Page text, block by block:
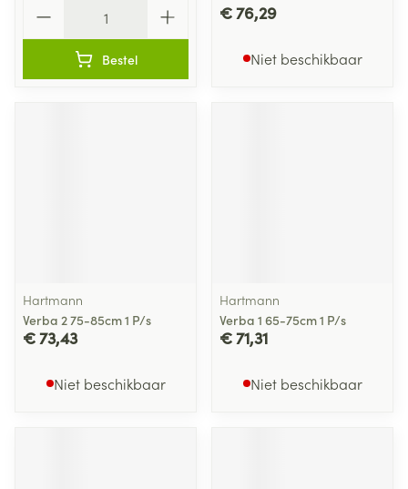
Bestel
€ 76,29
Niet beschikbaar
Hartmann
Verba 2 75-85cm 1 P/s
€ 73,43
Niet beschikbaar
Hartmann
Verba 1 65-75cm 1 P/s
€ 71,31
Niet beschikbaar